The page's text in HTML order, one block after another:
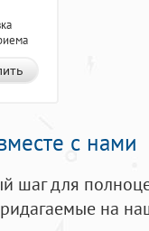
с нами
шаг для
на